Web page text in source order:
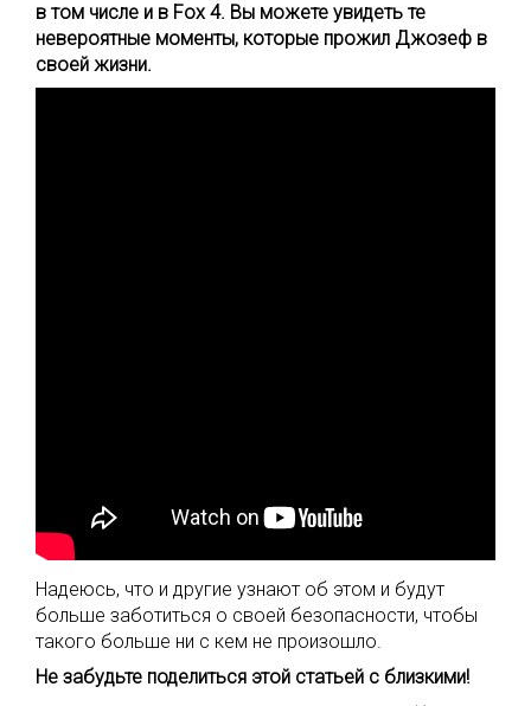
в том числе и в Fox 4. Вы можете увидеть те
невероятные моменты, которые прожил Джозеф в
своей жизни.
Надеюсь, что и другие узнают об этом и будут
больше заботиться о своей безопасности, чтобы
такого больше ни с кем не произошло.
Не забудьте поделиться этой статьей с близкими!